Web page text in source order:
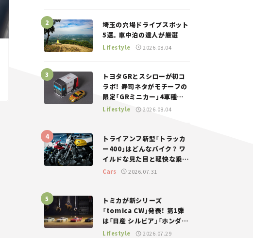
埼玉の穴場ドライブスポット
5選。車中泊の達人が厳選
Lifestyle 2026.08.04
トヨタGRとスシローが初コ
ラボ！ 寿司ネタがモチーフの
限定「GRミニカー」4車種が
登場。入手方法は？【クルマ
Lifestyle 2026.08.04
トライアンフ新型「トラッカ
ー400」はどんなバイク？ ワ
イルドな見た目と軽快な乗り
味を両立した400ccフラット
Cars 2026.07.31
トミカが新シリーズ
「tomica CW」発表！ 第1弾
は「日産 シルビア」「ホンダ
NSX」が登場。世界が注目す
Lifestyle 2026.07.29